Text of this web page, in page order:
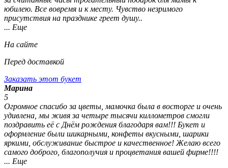
юбилею. Все вовремя и к месту. Чувство незримого
присутствия на празднике греет душу..
... Еще
На сайте
Перед доставкой
Заказать этот букет
Марина
5
Огромное спасибо за цветы, мамочка была в восторге и очень
удивлена, мы живя за четыре тысячи киллометров смогли
поздравить её с Днём рождения благодаря вам!!! Букет и
оформление были шикарными, конфеты вкусными, шарики
яркими, обслуживание быстрое и качественное! Желаю всего
самого доброго, благополучия и процветания вашей фирме!!!!
... Еще